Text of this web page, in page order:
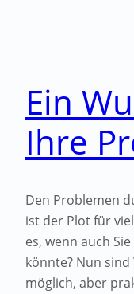
Ein
Ihre
Den Problemen
ist der Plot für
es, wenn auch
könnte? Nun
möglich, aber